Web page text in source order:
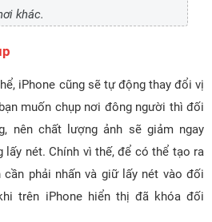
khác.
iPhone cũng sẽ tự động thay đổi vị
muốn chụp nơi đông người thì đối
nên chất lượng ảnh sẽ giảm ngay
nét. Chính vì thế, để có thể tạo ra
phải nhấn và giữ lấy nét vào đối
trên iPhone hiển thị đã khóa đối